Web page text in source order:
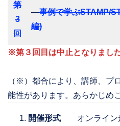
第
3
回
事例で学ぶSTAMP/
編)
※第３回目は中止となりました
（※）都合により、講師、プ
能性があります。あらかじめ
開催形式 オンライン